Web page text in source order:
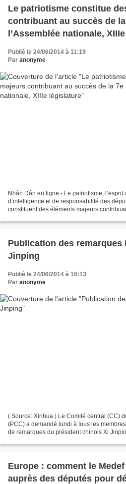
Le patriotisme constitue
contribuant au succès de
l’Assemblée nationale,
Publié le 24/06/2014 à 11:19
Par anonyme
Nhân Dân en ligne - Le patriotisme,
d’intelligence et de responsabilité des
constituent des éléments majeurs
Publication des remarques
Jinping
Publié le 24/06/2014 à 10:13
Par anonyme
( Source: Xinhua ) Le Comité central (CC)
(PCC) a demandé lundi à tous les
de remarques du président chinois Xi
Europe : comment le
auprès des députés pour